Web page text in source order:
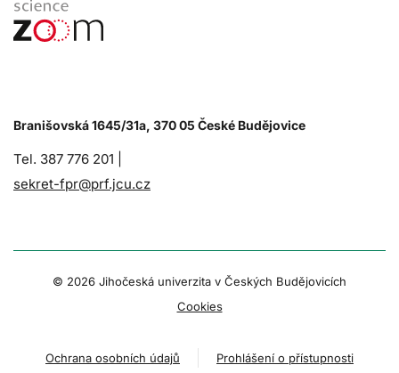
Branišovská 1645/31a, 370 05 České Budějovice
Tel. 387 776 201 |
sekret-fpr@prf.jcu.cz
© 2026 Jihočeská univerzita v Českých Budějovicích
Cookies
Ochrana osobních údajů Prohlášení o přístupnosti